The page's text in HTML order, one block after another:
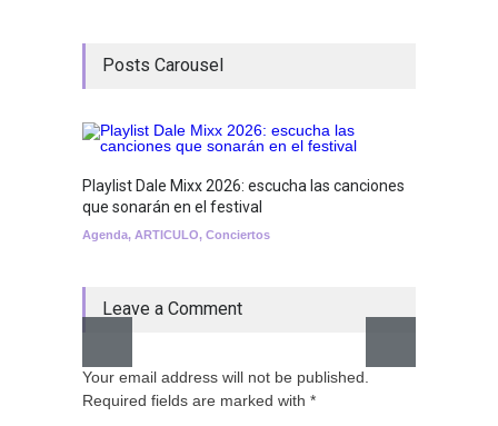
Posts Carousel
Playlist Dale Mixx 2026: escucha las canciones
que sonarán en el festival
Agenda, ARTICULO, Conciertos
Leave a Comment
Your email address will not be published.
Required fields are marked with *